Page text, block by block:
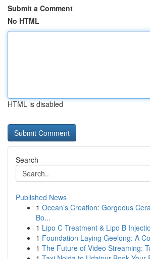
Submit a Comment
No HTML
HTML is disabled
Search
Published News
1 Ocean’s Creation: Gorgeous
Bo...
1 Lipo C Treatment & Lipo B
1 Foundation Laying Geelong: A
1 The Future of Video Streaming: